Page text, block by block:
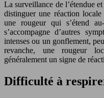
La surveillance de l’étendue
distinguer une réaction
une rougeur qui s’étend
s’accompagne d’autres
intenses ou un gonflement,
revanche, une rougeur
généralement un signe de
Difficulté à